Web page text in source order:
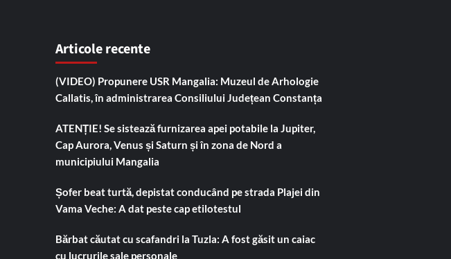
Articole recente
(VIDEO) Propunere USR Mangalia: Muzeul de Arhologie
Callatis, în administrarea Consiliului Județean Constanța
ATENȚIE! Se sistează furnizarea apei potabile la Jupiter,
Cap Aurora, Venus și Saturn și în zona de Nord a
municipiului Mangalia
Șofer beat turtă, depistat conducând pe strada Plajei din
Vama Veche: A dat peste cap etilotestul
Bărbat căutat cu scafandri la Tuzla: A fost găsit un caiac
cu lucrurile sale personale